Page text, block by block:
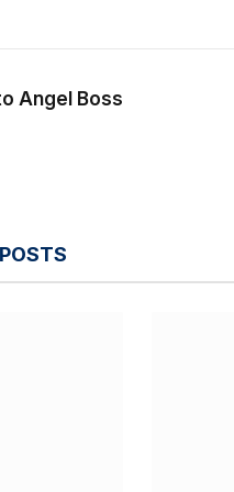
Angel Boss
POSTS